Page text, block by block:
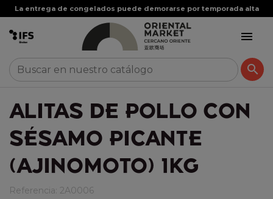
La entrega de congelados puede demorarse por temporada alta


ALITAS DE POLLO CON
SÉSAMO PICANTE
(AJINOMOTO) 1KG
Referencia: 2A0006